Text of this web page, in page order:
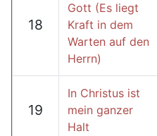
18
Gott (Es liegt
Kraft in dem
Warten auf den
Herrn)
19
In Christus ist
mein ganzer
Halt